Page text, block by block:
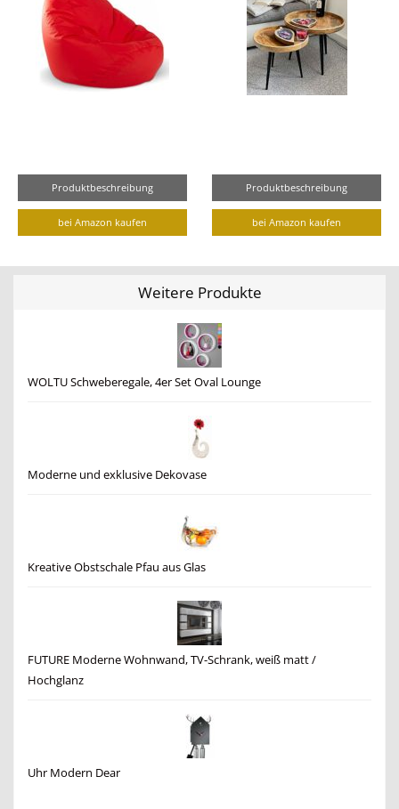
Produktbeschreibung
bei Amazon kaufen
Produktbeschreibung
bei Amazon kaufen
Weitere Produkte
WOLTU Schweberegale, 4er Set Oval Lounge
Moderne und exklusive Dekovase
Kreative Obstschale Pfau aus Glas
FUTURE Moderne Wohnwand, TV-Schrank, weiß matt /
Hochglanz
Uhr Modern Dear